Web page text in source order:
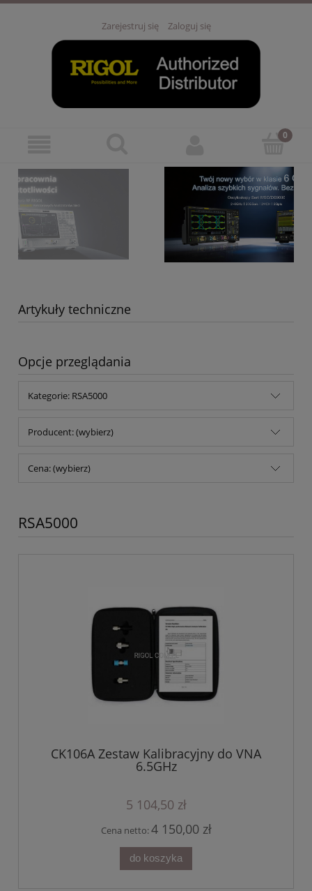
Zarejestruj się Zaloguj się
Artykuły techniczne
Opcje przeglądania
Kategorie: RSA5000
Producent: (wybierz)
Cena: (wybierz)
RSA5000
CK106A Zestaw Kalibracyjny do VNA
6.5GHz
5 104,50 zł
Cena netto:4 150,00 zł
do koszyka